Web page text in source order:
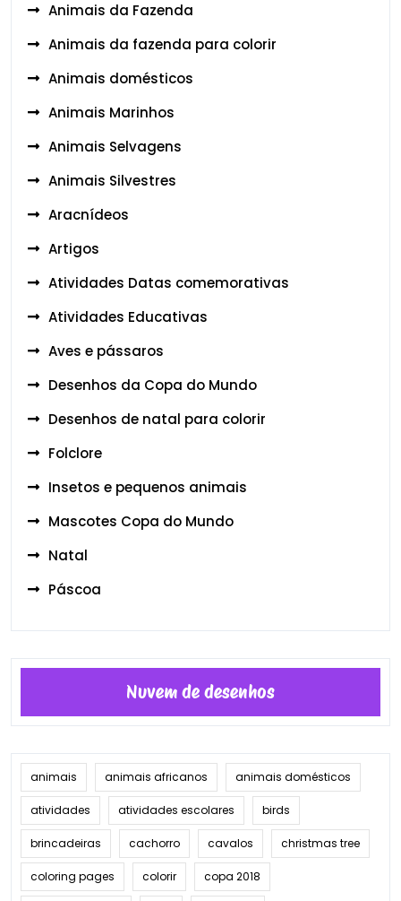
Animais da Fazenda
Animais da fazenda para colorir
Animais domésticos
Animais Marinhos
Animais Selvagens
Animais Silvestres
Aracnídeos
Artigos
Atividades Datas comemorativas
Atividades Educativas
Aves e pássaros
Desenhos da Copa do Mundo
Desenhos de natal para colorir
Folclore
Insetos e pequenos animais
Mascotes Copa do Mundo
Natal
Páscoa
Nuvem de desenhos
animais animais africanos animais domésticos
atividades atividades escolares birds
brincadeiras cachorro cavalos christmas tree
coloring pages colorir copa 2018